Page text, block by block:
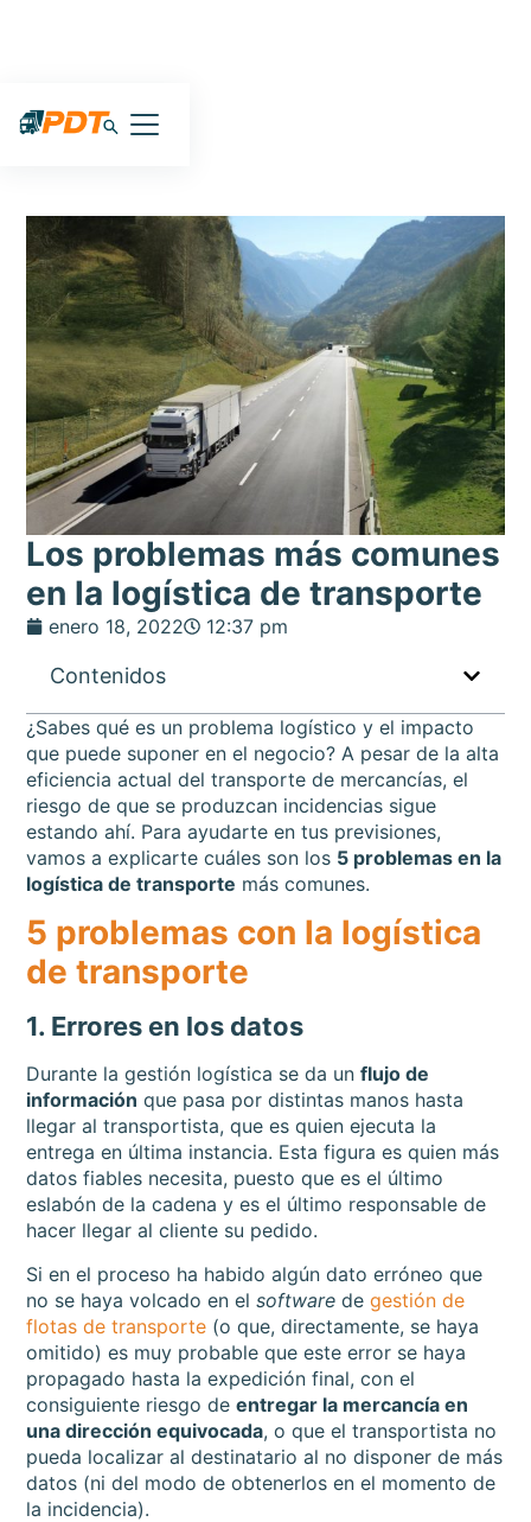
Los problemas más comunes
en la logística de transporte
enero 18, 2022 12:37 pm
Contenidos
¿Sabes qué es un problema logístico y el impacto
que puede suponer en el negocio? A pesar de la alta
eficiencia actual del transporte de mercancías, el
riesgo de que se produzcan incidencias sigue
estando ahí. Para ayudarte en tus previsiones,
vamos a explicarte cuáles son los 5 problemas en la
logística de transporte más comunes.
5 problemas con la logística
de transporte
1. Errores en los datos
Durante la gestión logística se da unflujo de
información que pasa por distintas manos hasta
llegar al transportista, que es quien ejecuta la
entrega en última instancia. Esta figura es quien más
datos fiables necesita, puesto que es el último
eslabón de la cadena y es el último responsable de
hacer llegar al cliente su pedido.
Si en el proceso ha habido algún dato erróneo que
no se haya volcado en elsoftware degestión de
flotas de transporte (o que, directamente, se haya
omitido) es muy probable que este error se haya
propagado hasta la expedición final, con el
consiguiente riesgo deentregar la mercancía en
una dirección equivocada, o que el transportista no
pueda localizar al destinatario al no disponer de más
datos (ni del modo de obtenerlos en el momento de
la incidencia).